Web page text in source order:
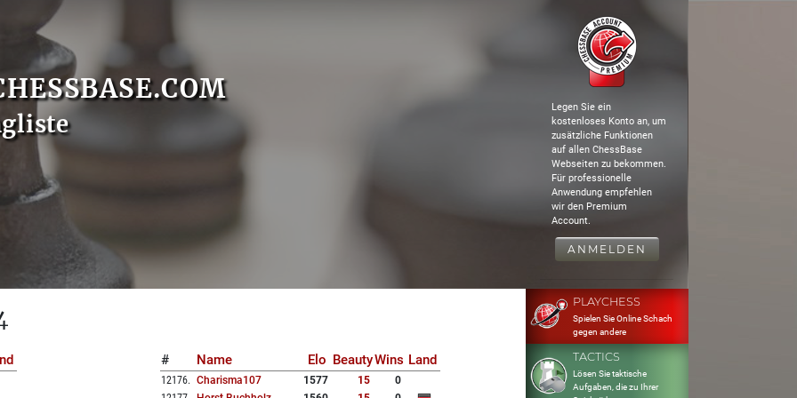
Legen Sie ein
kostenloses Konto an, um
zusätzliche Funktionen
auf allen ChessBase
Webseiten zu bekommen.
Für professionelle
Anwendung empfehlen
wir den Premium
Account.
ANMELDEN
# Name Elo BeautyWins Land
12176. Charisma107 1577 15
0
PLAYCHESS
Spielen Sie Online Schach
gegen andere
TACTICS
Lösen Sie taktische
Aufgaben, die zu Ihrer